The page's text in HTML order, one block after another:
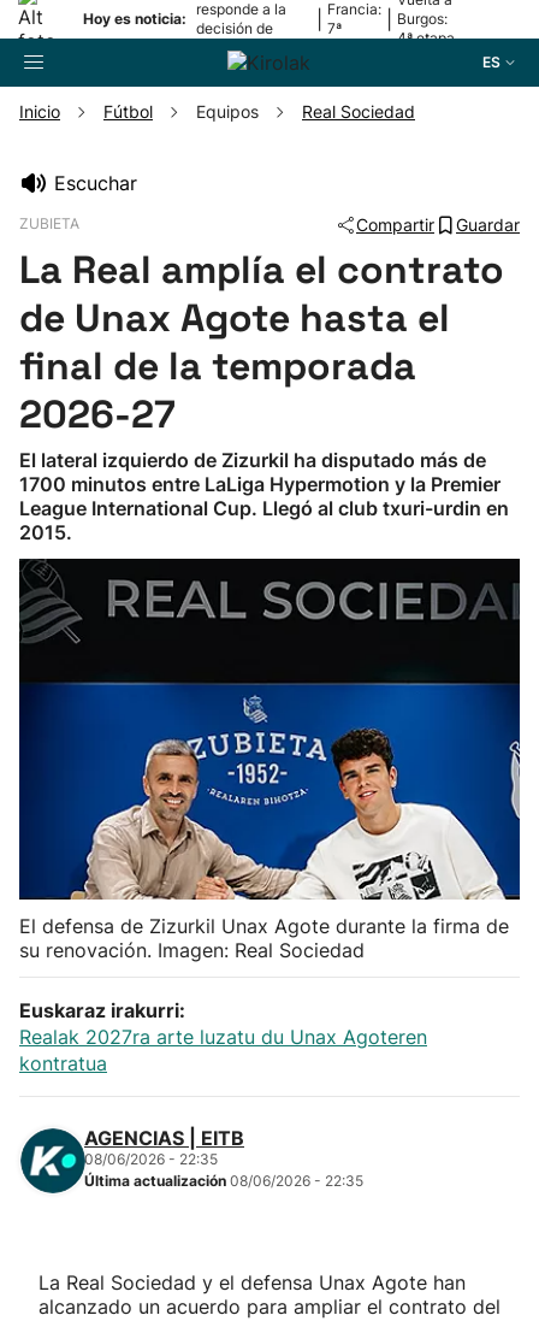
Hoy es noticia:
responde a la
decisión de
Oriamendi
Francia:
7ª
Burgos:
4ª etapa
ES
Pelota
Remo
Ciclismo
Herri-kirolak
Balonmano
Carreras de montaña
Más deportes
"Helmuga"
Inicio Fútbol Equipos Real Sociedad
Escuchar
ZUBIETA Compartir Guardar
La Real amplía el contrato
de Unax Agote hasta el
final de la temporada
2026-27
El lateral izquierdo de Zizurkil ha disputado más de
1700 minutos entre LaLiga Hypermotion y la Premier
League International Cup. Llegó al club txuri-urdin en
2015.
El defensa de Zizurkil Unax Agote durante la firma de
su renovación. Imagen: Real Sociedad
Euskaraz irakurri:
Realak 2027ra arte luzatu du Unax Agoteren
kontratua
AGENCIAS | EITB
08/06/2026 - 22:35
Última actualización 08/06/2026 - 22:35
La Real Sociedad y el defensa Unax Agote han
alcanzado un acuerdo para ampliar el contrato del